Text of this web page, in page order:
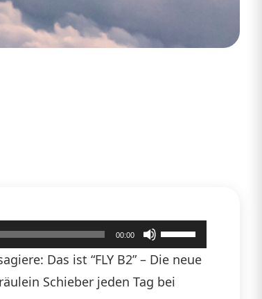
00:00
Pfeiltasten
Hoch/Runter
benutzen,
Das ist “FLY B2” – Die neue
Schieber jeden Tag bei